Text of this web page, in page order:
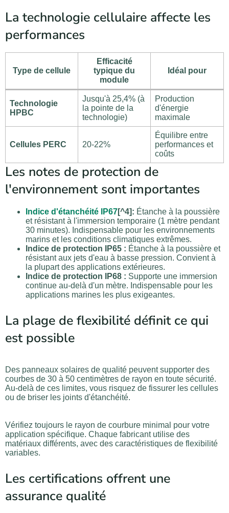
La technologie cellulaire affecte les
performances
Type de cellule
Efficacité
typique du
module
Idéal pour
Technologie
HPBC
Jusqu'à 25,4% (à
la pointe de la
technologie)
Production
d'énergie
maximale
Cellules PERC 20-22%
Équilibre entre
performances et
coûts
Les notes de protection de
l'environnement sont importantes
Indice d'étanchéité IP67[^4]: Étanche à la poussière
et résistant à l'immersion temporaire (1 mètre pendant
30 minutes). Indispensable pour les environnements
marins et les conditions climatiques extrêmes.
Indice de protection IP65 : Étanche à la poussière et
résistant aux jets d'eau à basse pression. Convient à
la plupart des applications extérieures.
Indice de protection IP68 : Supporte une immersion
continue au-delà d'un mètre. Indispensable pour les
applications marines les plus exigeantes.
La plage de flexibilité définit ce qui
est possible
Des panneaux solaires de qualité peuvent supporter des
courbes de 30 à 50 centimètres de rayon en toute sécurité.
Au-delà de ces limites, vous risquez de fissurer les cellules
ou de briser les joints d'étanchéité.
Vérifiez toujours le rayon de courbure minimal pour votre
application spécifique. Chaque fabricant utilise des
matériaux différents, avec des caractéristiques de flexibilité
variables.
Les certifications offrent une
assurance qualité